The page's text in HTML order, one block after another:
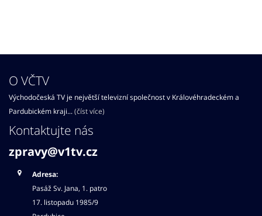
O VČTV
Východočeská TV je největší televizní společnost v Královéhradeckém a
Pardubickém kraji...(číst více)
Kontaktujte nás
zpravy@v1tv.cz
Adresa:
Pasáž Sv. Jana, 1. patro
17. listopadu 1985/9